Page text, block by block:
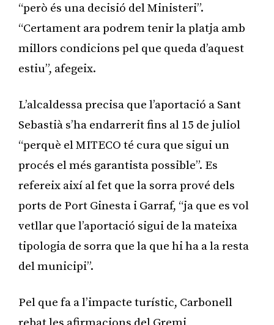
“però és una decisió del Ministeri”.
“Certament ara podrem tenir la platja amb
millors condicions pel que queda d’aquest
estiu”, afegeix.
L’alcaldessa precisa que l’aportació a Sant
Sebastià s’ha endarrerit fins al 15 de juliol
“perquè el MITECO té cura que sigui un
procés el més garantista possible”. Es
refereix així al fet que la sorra prové dels
ports de Port Ginesta i Garraf, “ja que es vol
vetllar que l’aportació sigui de la mateixa
tipologia de sorra que la que hi ha a la resta
del municipi”.
Pel que fa a l’impacte turístic, Carbonell